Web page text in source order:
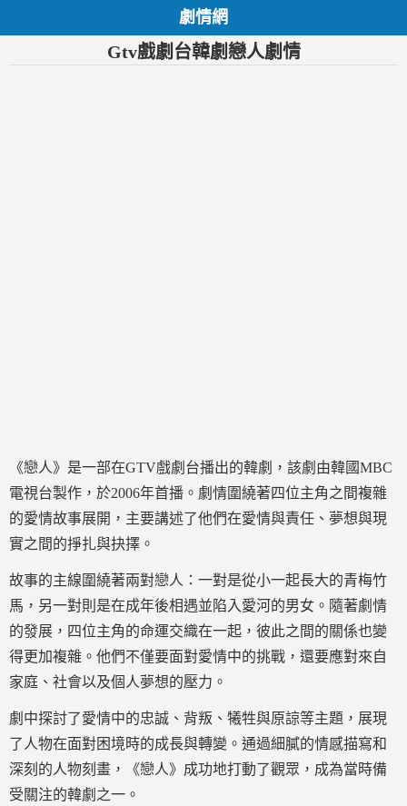
劇情網
Gtv戲劇台韓劇戀人劇情
《戀人》是一部在GTV戲劇台播出的韓劇，該劇由韓國MBC
電視台製作，於2006年首播。劇情圍繞著四位主角之間複雜
的愛情故事展開，主要講述了他們在愛情與責任、夢想與現
實之間的掙扎與抉擇。
故事的主線圍繞著兩對戀人：一對是從小一起長大的青梅竹
馬，另一對則是在成年後相遇並陷入愛河的男女。隨著劇情
的發展，四位主角的命運交織在一起，彼此之間的關係也變
得更加複雜。他們不僅要面對愛情中的挑戰，還要應對來自
家庭、社會以及個人夢想的壓力。
劇中探討了愛情中的忠誠、背叛、犧牲與原諒等主題，展現
了人物在面對困境時的成長與轉變。通過細膩的情感描寫和
深刻的人物刻畫，《戀人》成功地打動了觀眾，成為當時備
受關注的韓劇之一。